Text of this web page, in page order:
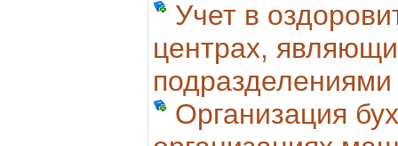
Учет в
центрах,
подразделениями
Организация